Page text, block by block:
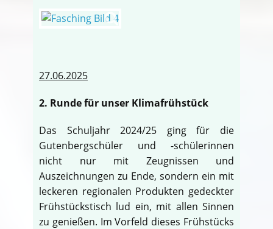
27.06.2025
2. Runde für unser Klimafrühstück
Das Schuljahr 2024/25 ging für die
Gutenbergschüler und -schülerinnen
nicht nur mit Zeugnissen und
Auszeichnungen zu Ende, sondern ein mit
leckeren regionalen Produkten gedeckter
Frühstückstisch lud ein, mit allen Sinnen
zu genießen. Im Vorfeld dieses Frühstücks